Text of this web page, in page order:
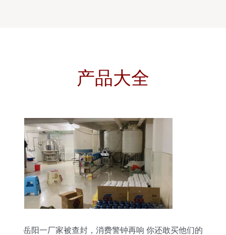
产品大全
岳阳一厂家被查封，消费警钟再响 你还敢买他们的